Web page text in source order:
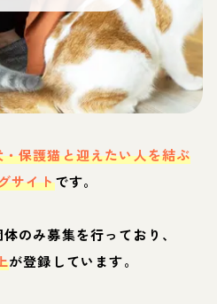
・保護猫と迎えたい人を結ぶ
サイトです。
のみ募集を行っており、
が登録しています。